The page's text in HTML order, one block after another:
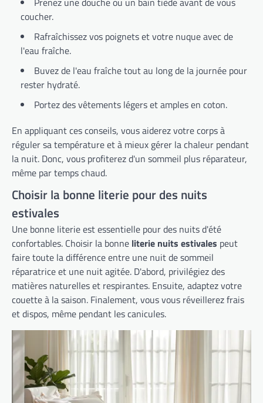
coucher.
Rafraîchissez vos poignets et votre nuque avec de
l'eau fraîche.
Buvez de l'eau fraîche tout au long de la journée pour
rester hydraté.
Portez des vêtements légers et amples en coton.
En appliquant ces conseils, vous aiderez votre corps à
réguler sa température et à mieux gérer la chaleur pendant
la nuit. Donc, vous profiterez d'un sommeil plus réparateur,
même par temps chaud.
Choisir la bonne literie pour des nuits
estivales
Une bonne literie est essentielle pour des nuits d'été
confortables. Choisir la bonne literie nuits estivales peut
faire toute la différence entre une nuit de sommeil
réparatrice et une nuit agitée. D'abord, privilégiez des
matières naturelles et respirantes. Ensuite, adaptez votre
couette à la saison. Finalement, vous vous réveillerez frais
et dispos, même pendant les canicules.